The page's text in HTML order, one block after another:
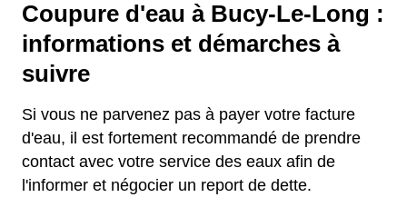
Coupure d'eau à Bucy-Le-Long :
informations et démarches à
suivre
Si vous ne parvenez pas à payer votre facture
d'eau, il est fortement recommandé de prendre
contact avec votre service des eaux afin de
l'informer et négocier un report de dette.